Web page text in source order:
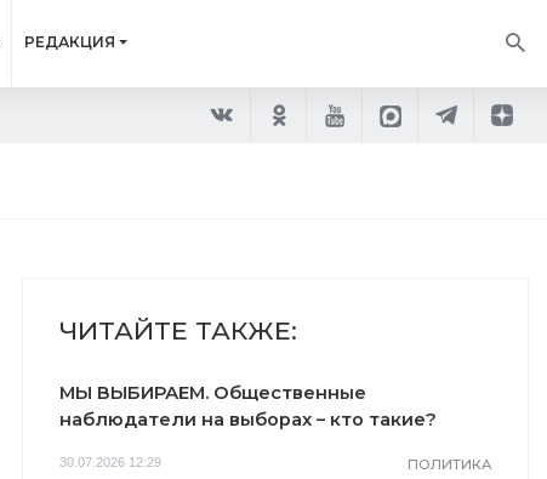
РЕДАКЦИЯ
ЧИТАЙТЕ ТАКЖЕ:
МЫ ВЫБИРАЕМ. Общественные
наблюдатели на выборах – кто такие?
30.07.2026 12:29 ПОЛИТИКА